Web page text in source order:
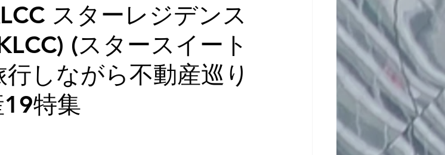
Information & News International School(J)
News
スターレジデンス
(スタースイート
しながら不動産巡り
特集